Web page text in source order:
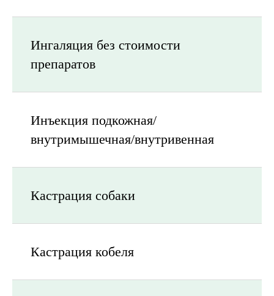
Ингаляция без стоимости
препаратов
Инъекция подкожная/
внутримышечная/внутривенная
Кастрация собаки
Кастрация кобеля